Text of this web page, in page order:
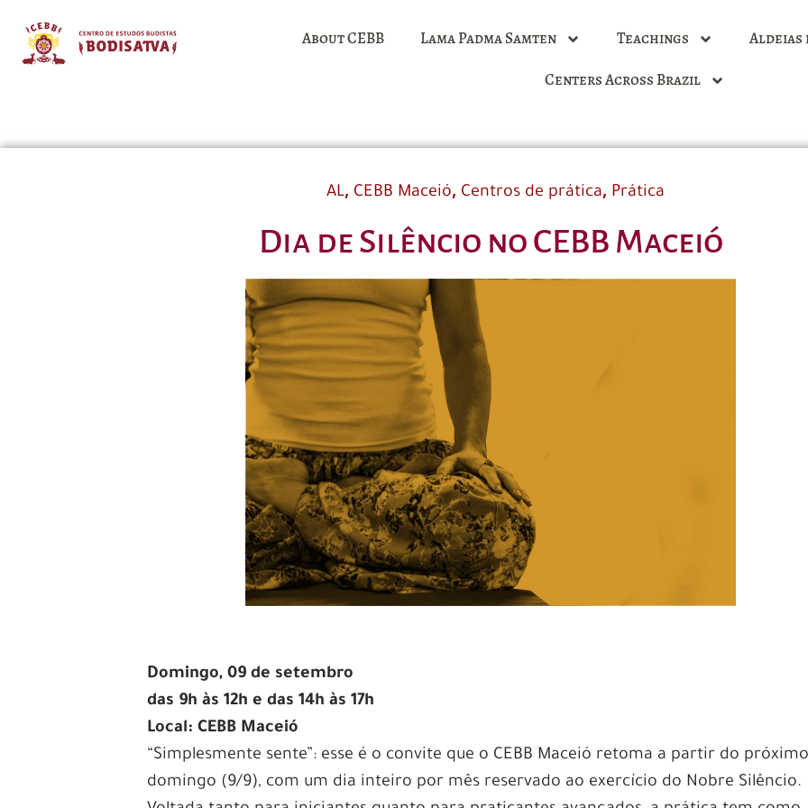
About CEBB Lama Padma Samten Teachings
Aldeias
Centers Across Brazil
AL, CEBB Maceió, Centros de prática, Prática
Dia de Silêncio no CEBB Maceió
Domingo, 09 de setembro
das 9h às 12h e das 14h às 17h
Local: CEBB Maceió
“Simplesmente sente”: esse é o convite que o CEBB Maceió retoma a partir do
domingo (9/9), com um dia inteiro por mês reservado ao exercício do Nobre Silêncio.